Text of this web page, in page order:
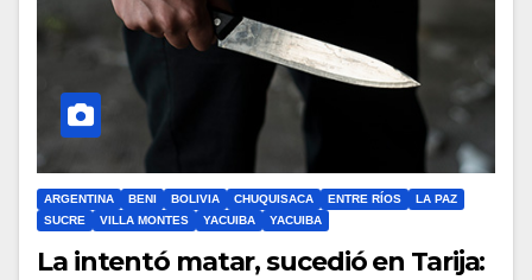
ARGENTINA BENI BOLIVIA CHUQUISACA ENTRE RÍOS
LA PAZ
SUCRE
VILLA MONTES YACUIBA YACUIBA
La intentó matar, sucedió en Tarija: